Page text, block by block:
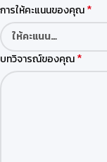
การให้คะแนนของคุณ*
บทวิจารณ์ของคุณ*